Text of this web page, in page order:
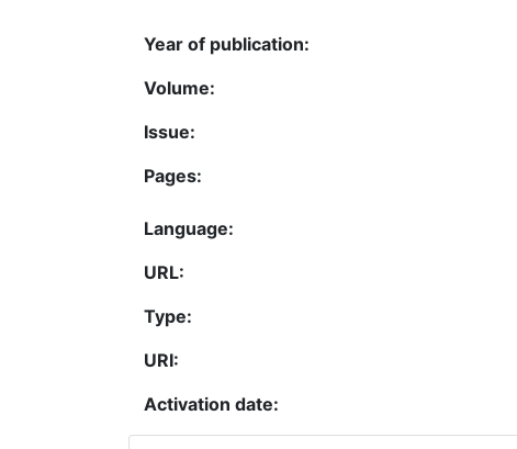
Year of publication:
Volume:
Issue:
Pages:
Language:
URL:
Type:
URI:
Activation date: